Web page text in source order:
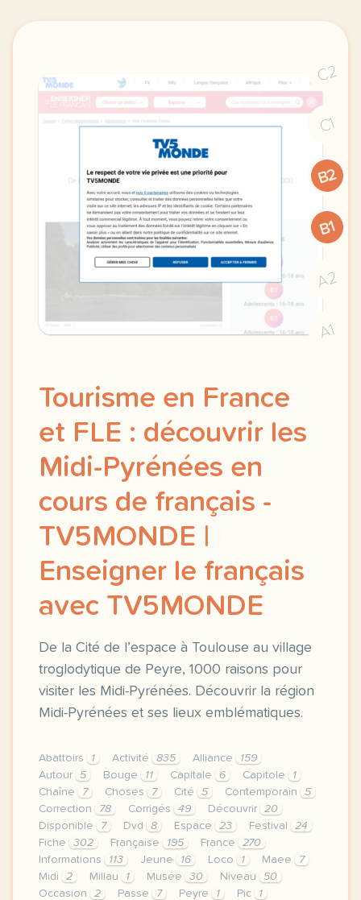
C2
C1
B2
B1
A2
A1
Tourisme en France
et FLE : découvrir les
Midi-Pyrénées en
cours de français -
TV5MONDE |
Enseigner le français
avec TV5MONDE
De la Cité de l’espace à Toulouse au village
troglodytique de Peyre, 1000 raisons pour
visiter les Midi-Pyrénées. Découvrir la région
Midi-Pyrénées et ses lieux emblématiques.
Abattoirs 1 Activité 835 Alliance
159
Autour
5 Bouge 11 Capitale 6 Capitole
1
Chaîne
7 Choses 7 Cité 5 Contemporain
5
Correction
78 Corrigés 49 Découvrir
20
Disponible
7 Dvd 8 Espace 23 Festival
24
Fiche
302 Française 195 France
270
Informations
113 Jeune 16 Loco 1 Maee
7
Midi
2 Millau 1 Musée 30 Niveau
50
Occasion
2 Passe 7 Peyre 1 Pic
1